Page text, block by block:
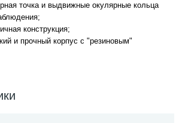
точка и выдвижные окулярные кольца
конструкция;
и прочный корпус с "резиновым"